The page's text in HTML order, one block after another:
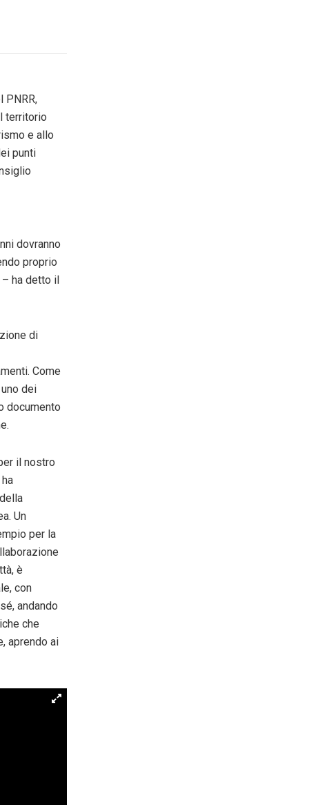
PNRR,
territorio
e allo
punti
dovranno
proprio
– ha detto il
di
Come
dei
documento
il nostro
Un
per la
è
con
andando
che
aprendo ai